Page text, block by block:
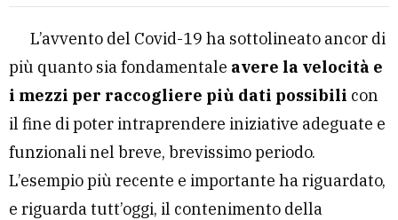
L’avvento del Covid-19 ha sottolineato ancor di
più quanto sia fondamentale avere la velocità e
i mezzi per raccogliere più dati possibili con
il fine di poter intraprendere iniziative adeguate e
funzionali nel breve, brevissimo periodo.
L’esempio più recente e importante ha riguardato,
e riguarda tutt’oggi, il contenimento della